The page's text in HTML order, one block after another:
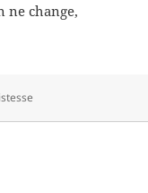
ne change,